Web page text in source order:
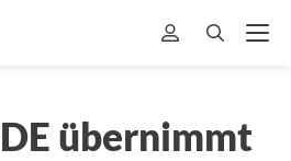
übernimmt